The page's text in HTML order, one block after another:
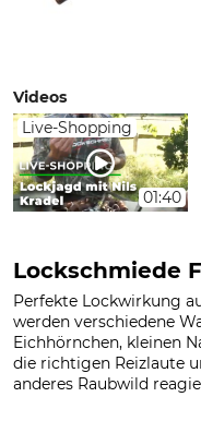
Videos
Live-Shopping
01:40
Lockschmiede
Perfekte Lockwirkung
werden verschiedene
Eichhörnchen, kleinen
die richtigen Reizlaute
anderes Raubwild